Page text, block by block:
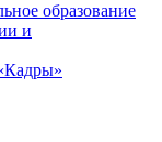
образование
и